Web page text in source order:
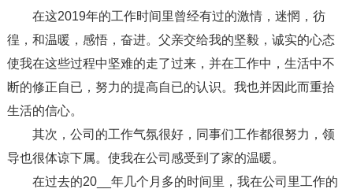
在这2019年的工作时间里曾经有过的激情，迷惘，彷
徨，和温暖，感悟，奋进。父亲交给我的坚毅，诚实的心态
使我在这些过程中坚难的走了过来，并在工作中，生活中不
断的修正自已，努力的提高自已的认识。我也并因此而重拾
生活的信心。
其次，公司的工作气氛很好，同事们工作都很努力，领
导也很体谅下属。使我在公司感受到了家的温暖。
在过去的20__年几个月多的时间里，我在公司里工作的